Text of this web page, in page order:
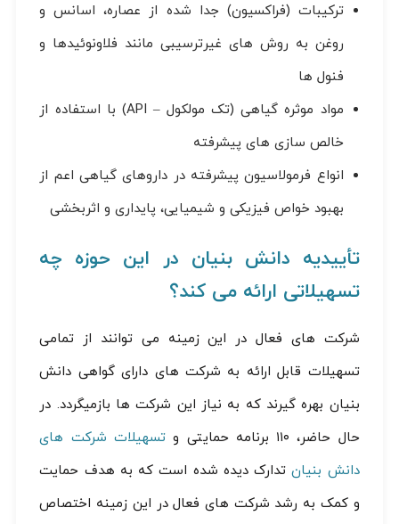
ترکیبات (فراکسیون) جدا شده از عصاره، اسانس و
روغن به روش های غیرترسیبی مانند فلاونوئیدها و
فنول ها
مواد موثره گیاهی (تک مولکول – API) با استفاده از
خالص سازی های پیشرفته
انواع فرمولاسیون پیشرفته در داروهای گیاهی اعم از
بهبود خواص فیزیکی و شیمیایی، پایداری و اثربخشی
تأییدیه دانش بنیان در این حوزه چه
تسهیلاتی ارائه می کند؟
شرکت های فعال در این زمینه می توانند از تمامی
تسهیلات قابل ارائه به شرکت های دارای گواهی دانش
بنیان بهره گیرند که به نیاز این شرکت ها بازمیگردد. در
حال حاضر، ۱۱۰ برنامه حمایتی و
تسهیلات شرکت های
دانش بنیانتدارک دیده شده است که به هدف حمایت
و کمک به رشد شرکت های فعال در این زمینه اختصاص